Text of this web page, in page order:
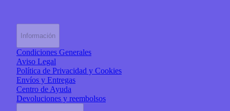
Información
Condiciones Generales
Aviso Legal
Política de Privacidad y Cookies
Envíos y Entregas
Centro de Ayuda
Devoluciones y reembolsos